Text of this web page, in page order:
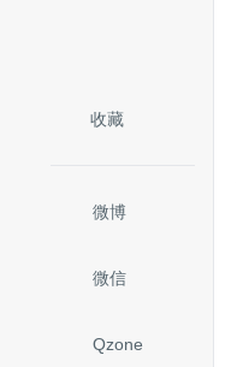
收藏
微博
微信
Qzone